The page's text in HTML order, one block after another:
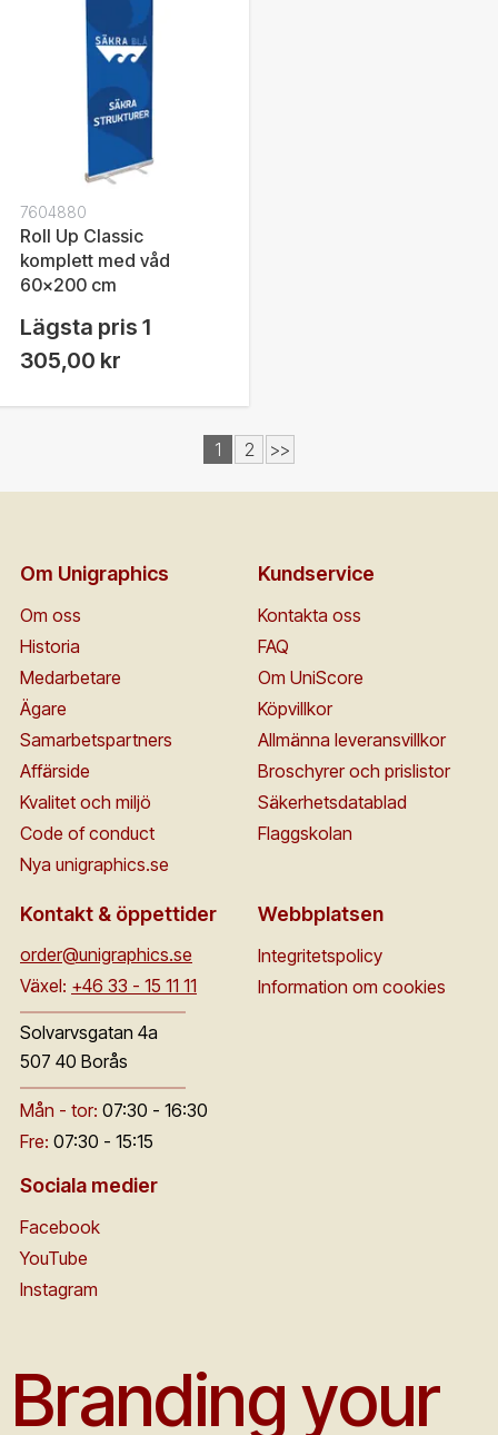
7604880
Roll Up Classic
komplett med våd
60x200 cm
Lägsta pris 1
305,00 kr
1 2 >>
Om Unigraphics
Om oss
Historia
Medarbetare
Ägare
Samarbetspartners
Affärside
Kvalitet och miljö
Code of conduct
Nya unigraphics.se
Kundservice
Kontakta oss
FAQ
Om UniScore
Köpvillkor
Allmänna leveransvillkor
Broschyrer och prislistor
Säkerhetsdatablad
Flaggskolan
Kontakt & öppettider
order@unigraphics.se
Växel: +46 33 - 15 11 11
Solvarvsgatan 4a
507 40 Borås
Mån - tor: 07:30 - 16:30
Fre: 07:30 - 15:15
Webbplatsen
Integritetspolicy
Information om cookies
Sociala medier
Facebook
YouTube
Instagram
Branding your